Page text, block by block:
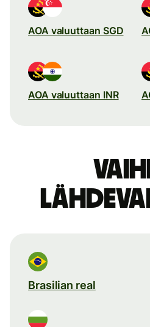
AOA valuuttaan SGD
AOA valuuttaan INR
Brasilian real